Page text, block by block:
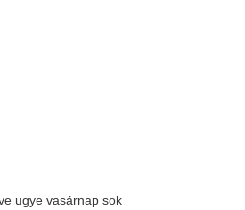
ugye vasárnap sok